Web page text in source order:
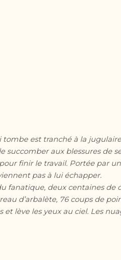
est tranché à la
succomber aux blessures de
finir le travail. Portée par
pas à lui échapper.
fanatique, deux centaines de
d’arbalète, 76 coups de
et lève les yeux au ciel. Les